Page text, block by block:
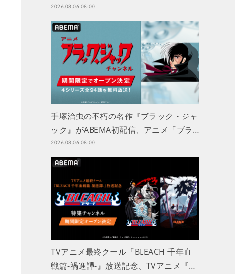
2026.08.06 08:00
手塚治虫の不朽の名作『ブラック・ジャ
ック』がABEMA初配信、アニメ「ブラ…
2026.08.06 08:00
TVアニメ最終クール『BLEACH 千年血
戦篇-禍進譚-』放送記念、TVアニメ『…